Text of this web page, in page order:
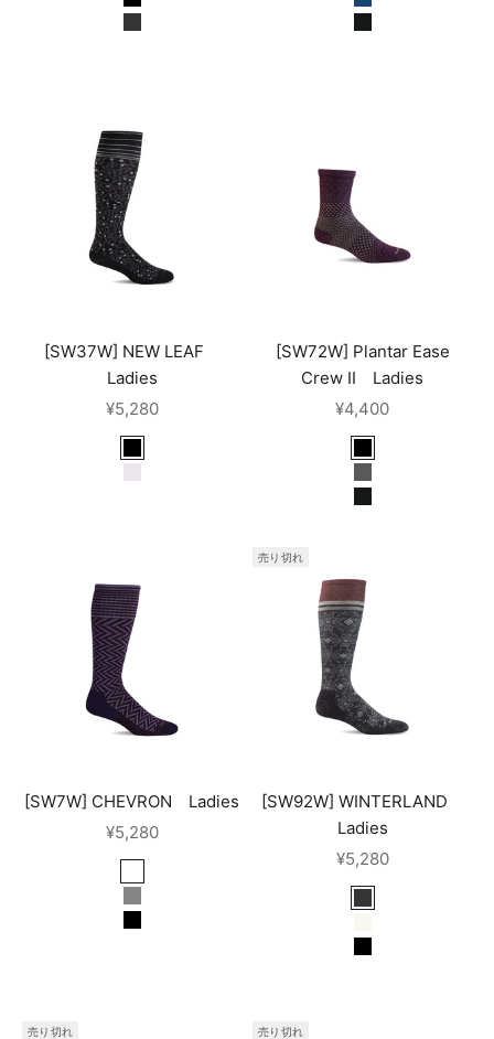
black
charcoal
denim
blacksolid
[SW37W] NEW LEAF
Ladies
セール価格
¥5,280
black
bluestone
[SW72W] Plantar Ease
Crew II Ladies
セール価格
¥4,400
blackmulti
blacksolid
[SW7W] CHEVRON Ladies
セール価格
¥5,280
blackberry*25AW*
lt. grey
black
売り切れ
[SW92W] WINTERLAND
Ladies
セール価格
¥5,280
charcoal
natural
black
売り切れ 売り切れ